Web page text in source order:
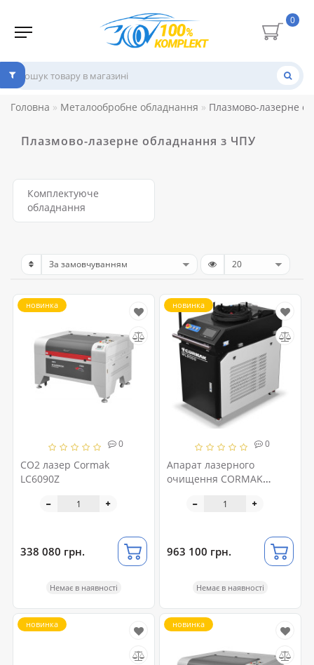
0
Головна Металообробне обладнання Плазмово-лазерне
Плазмово-лазерне обладнання з ЧПУ
Комплектуюче
обладнання
0
CO2 лазер Cormak
LC6090Z
новинка
338 080 грн.
Немає в наявності
0
Апарат лазерного
очищення CORMAK
новинка
963 100 грн.
Немає в наявності
новинка новинка